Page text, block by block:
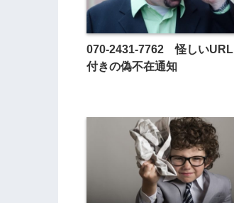
070-2431-7762 怪しいURL
付きの偽不在通知